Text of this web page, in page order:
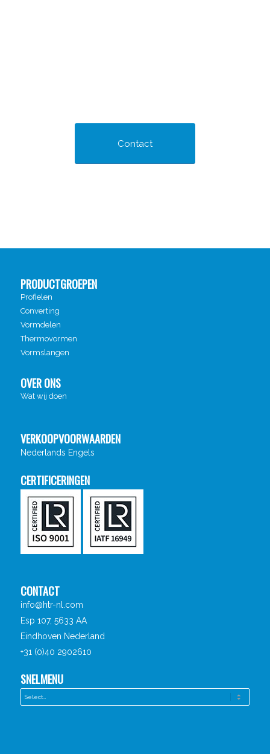
Contact
PRODUCTGROEPEN
Profielen
Converting
Vormdelen
Thermovormen
Vormslangen
OVER ONS
Wat wij doen
VERKOOPVOORWAARDEN
Nederlands Engels
CERTIFICERINGEN
CONTACT
info@htr-nl.com
Esp 107, 5633 AA
Eindhoven Nederland
+31 (0)40 2902610
SNELMENU